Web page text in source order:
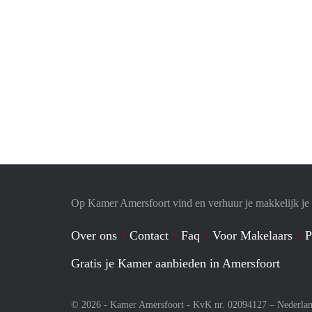
Op Kamer Amersfoort vind en verhuur je makkelijk je
Over ons Contact Faq Voor Makelaars
Gratis je Kamer aanbieden in Amersfoort
© 2026 - Kamer Amersfoort - KvK nr. 02094127 –